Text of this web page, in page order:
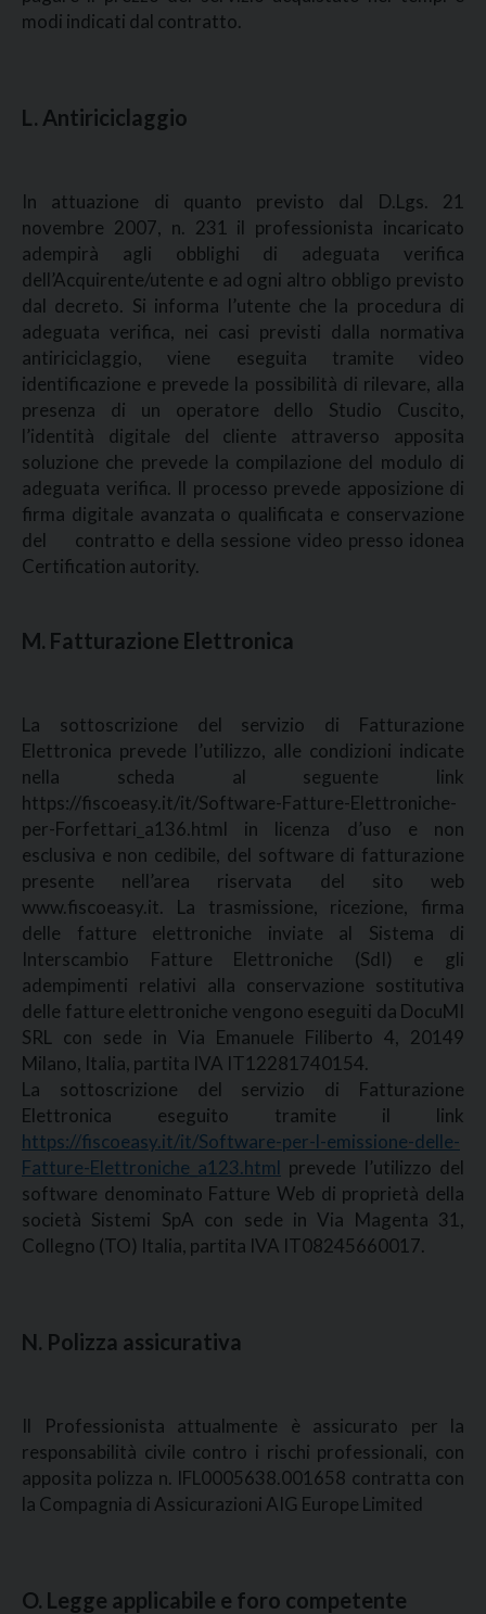
modi indicati dal contratto.
L. Antiriciclaggio
In attuazione di quanto previsto dal D.Lgs. 21
novembre 2007, n. 231 il professionista incaricato
adempirà agli obblighi di adeguata verifica
dell’Acquirente/utente e ad ogni altro obbligo previsto
dal decreto. Si informa l’utente che la procedura di
adeguata verifica, nei casi previsti dalla normativa
antiriciclaggio, viene eseguita tramite video
identificazione e prevede la possibilità di rilevare, alla
presenza di un operatore dello Studio Cuscito,
l’identità digitale del cliente attraverso apposita
soluzione che prevede la compilazione del modulo di
adeguata verifica. Il processo prevede apposizione di
firma digitale avanzata o qualificata e conservazione
del contratto e della sessione video presso idonea
Certification autority.
M. Fatturazione Elettronica
La sottoscrizione del servizio di Fatturazione
Elettronica prevede l’utilizzo, alle condizioni indicate
nella scheda al seguente link
https://fiscoeasy.it/it/Software-Fatture-Elettroniche-
per-Forfettari_a136.html in licenza d’uso e non
esclusiva e non cedibile, del software di fatturazione
presente nell’area riservata del sito web
www.fiscoeasy.it. La trasmissione, ricezione, firma
delle fatture elettroniche inviate al Sistema di
Interscambio Fatture Elettroniche (SdI) e gli
adempimenti relativi alla conservazione sostitutiva
delle fatture elettroniche vengono eseguiti da DocuMI
SRL con sede in Via Emanuele Filiberto 4, 20149
Milano, Italia, partita IVA IT12281740154.
La sottoscrizione del servizio di Fatturazione
Elettronica eseguito tramite il link
https://fiscoeasy.it/it/Software-per-l-emissione-delle-
Fatture-Elettroniche_a123.html prevede l’utilizzo del
software denominato Fatture Web di proprietà della
società Sistemi SpA con sede in Via Magenta 31,
Collegno (TO) Italia, partita IVA IT08245660017.
N. Polizza assicurativa
Il Professionista attualmente è assicurato per la
responsabilità civile contro i rischi professionali, con
apposita polizza n. IFL0005638.001658 contratta con
la Compagnia di Assicurazioni AIG Europe Limited
O. Legge applicabile e foro competente